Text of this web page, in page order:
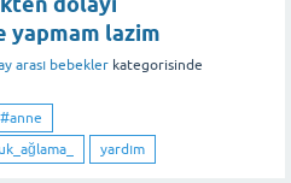
yapmam lazim
arası bebekler kategorisinde
yardım